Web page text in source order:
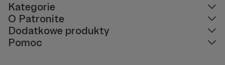
Kategorie
O Patronite
Dodatkowe produkty
Pomoc